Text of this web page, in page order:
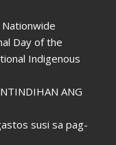
Nationwide
Day of the
Indigenous
ANG
susi sa pag-